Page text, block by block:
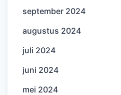
september 2024
augustus 2024
juli 2024
juni 2024
mei 2024